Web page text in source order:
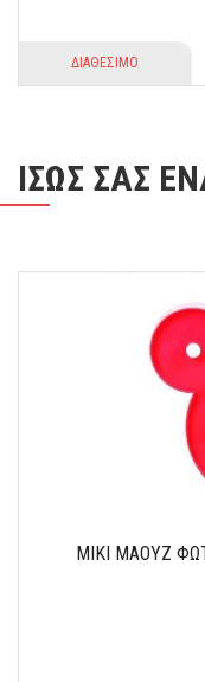
ΔΙΑΘΕΣΙΜΟ
ΙΣΩΣ ΣΑΣ
ΜΙΚΙ ΜΑΟΥΖ